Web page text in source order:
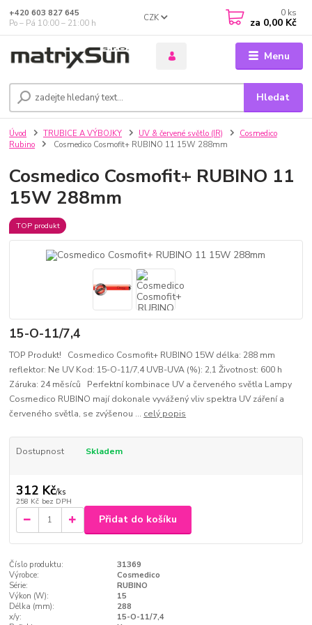
Menu
CZK
Hledat
+420 603 827 645
Po – Pá 10:00 – 21:00 h
0 ks
za 0,00 Kč
Úvod TRUBICE A VÝBOJKY UV & červené světlo (IR)
Cosmedico
Rubino
Cosmedico Cosmofit+ RUBINO 11 15W 288mm
Cosmedico Cosmofit+ RUBINO 11
15W 288mm
TOP produkt
15-O-11/7,4
TOP Produkt! Cosmedico Cosmofit+ RUBINO 15W délka: 288 mm
reflektor: Ne UV Kod: 15-O-11/7,4 UVB-UVA (%): 2,1 Životnost: 600 h
Záruka: 24 měsíců Perfektní kombinace UV a červeného světla Lampy
Cosmedico RUBINO mají dokonale vyvážený vliv spektra UV záření a
červeného světla, se zvýšenou ... celý popis
Dostupnost Skladem
312 Kč/ks
258 Kč bez DPH
Přidat do košíku
Číslo produktu:
31369
Výrobce:
Cosmedico
Série:
RUBINO
Výkon (W):
15
Délka (mm):
288
x/y:
15-O-11/7,4